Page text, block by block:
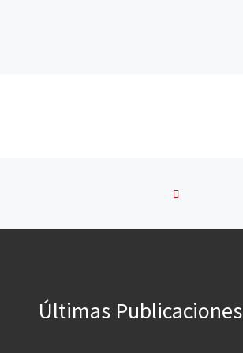
Últimas Publicaciones